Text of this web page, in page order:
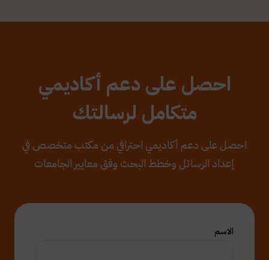
احصل على دعم أكاديمي
متكامل لرسالتك
احصل على دعم أكاديمي احترافي من مكتب متخصص في
إعداد الرسائل وخطط البحث وفق معايير الجامعات
الاسم